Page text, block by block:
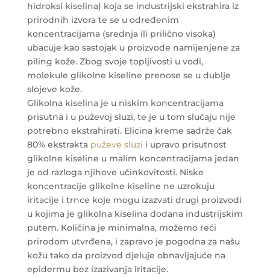
hidroksi kiselina) koja se industrijski ekstrahira iz
prirodnih izvora te se u određenim
koncentracijama (srednja ili prilično visoka)
ubacuje kao sastojak u proizvode namijenjene za
piling kože. Zbog svoje topljivosti u vodi,
molekule glikolne kiseline prenose se u dublje
slojeve kože.
Glikolna kiselina je u niskim koncentracijama
prisutna i u puževoj sluzi, te je u tom slučaju nije
potrebno ekstrahirati. Elicina kreme sadrže čak
80% ekstrakta puževe sluzi i upravo prisutnost
glikolne kiseline u malim koncentracijama jedan
je od razloga njihove učinkovitosti. Niske
koncentracije glikolne kiseline ne uzrokuju
iritacije i trnce koje mogu izazvati drugi proizvodi
u kojima je glikolna kiselina dodana industrijskim
putem. Količina je minimalna, možemo reći
prirodom utvrđena, i zapravo je pogodna za našu
kožu tako da proizvod djeluje obnavljajuće na
epidermu bez izazivanja iritacije.